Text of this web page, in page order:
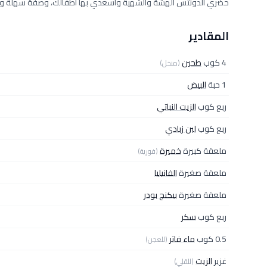
المقادير
4 كوب طحين(منخل)
1 حبة
البيض
ربع كوبالزيت النباتي
ربع كوبلبن زبادي
ملعقة كبيرةخميرة(فورية)
ملعقة صغيرةالفانيليا
ملعقة صغيرةبيكنج بودر
ربع كوبسكر
0.5 كوب
ماء فاتر (للعجن)
غزيرالزيت(للقلي)